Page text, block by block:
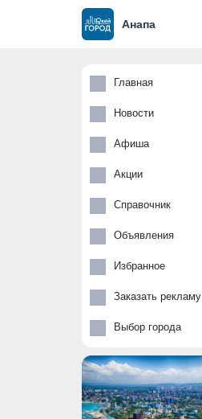
Анапа
Главная
Новости
Афиша
Акции
Справочник
Объявления
Избранное
Заказать рекламу
Выбор города